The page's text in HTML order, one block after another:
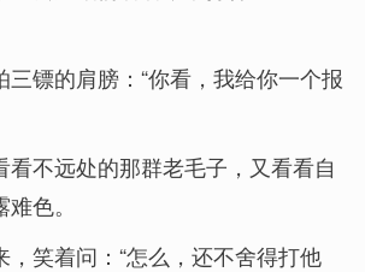
三镖的肩膀：“你看，我给你一个报
看不远处的那群老毛子，又看看自
色。
，笑着问：“怎么，还不舍得打他